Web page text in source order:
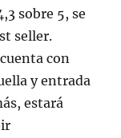
sobre 5, se
seller.
cuenta con
y entrada
estará